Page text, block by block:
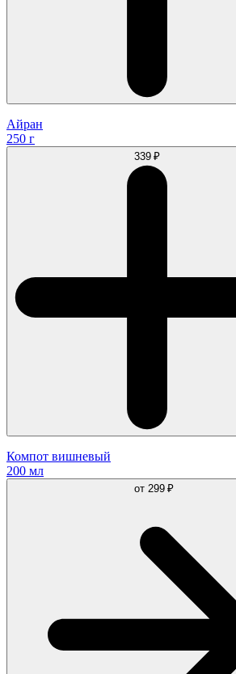
Айран
250 г
339 ₽
Компот вишневый
200 мл
от 299 ₽